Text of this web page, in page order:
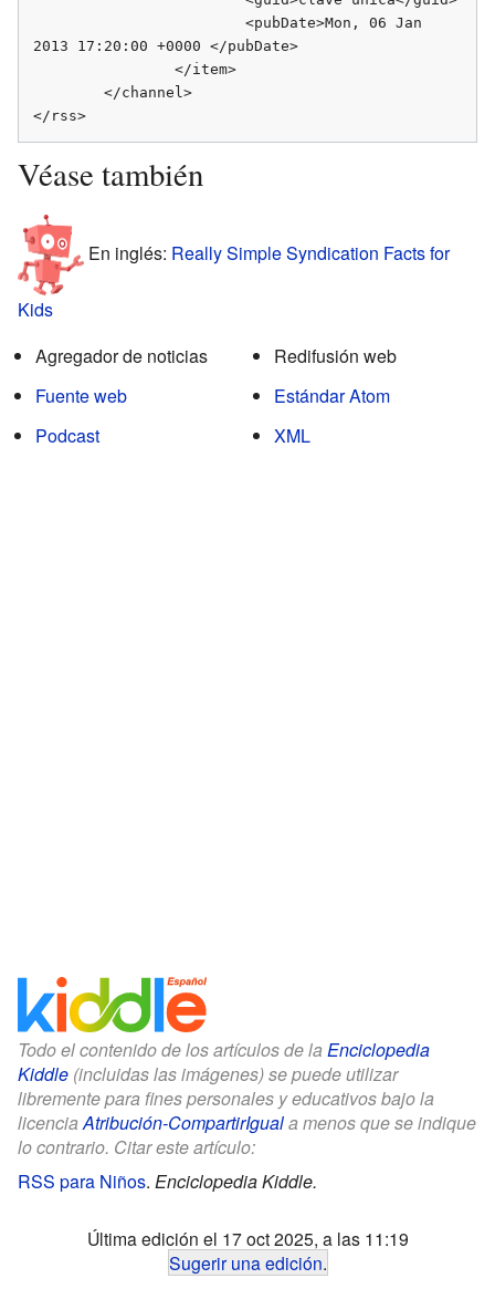
2013 17:20:00 +0000 </pubDate>
</rss>
Véase también
En inglés: Really Simple Syndication Facts for
Kids
Agregador de noticias
Fuente web
Podcast
Redifusión web
Estándar Atom
XML
Todo el contenido de los artículos de la Enciclopedia
Kiddle (incluidas las imágenes) se puede utilizar
libremente para fines personales y educativos bajo la
licencia Atribución-CompartirIguala menos que se indique
lo contrario. Citar este artículo:
RSS para Niños. Enciclopedia Kiddle.
Última edición el 17 oct 2025, a las 11:19
Sugerir una edición.